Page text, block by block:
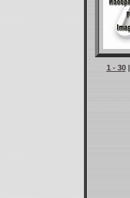
1 - 30|